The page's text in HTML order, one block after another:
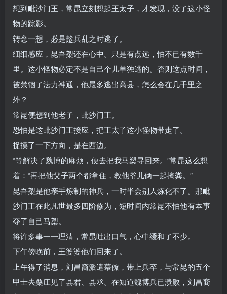
想到毗沙门王，常昆立刻想起王太子，才发现，没了这小怪
物的踪影。
转念一想，必是趁兵乱之时逃了。
细细感应，昆吾槊还在心中。只是有点远，怕不已有数千
里。这小怪物必定不是自己个儿单独逃的。否则这点时间，
被禁锢了法力神通，他最多逃出高县，怎么会在几千里之
外？
常昆便想到他老子，毗沙门王。
恐怕是这毗沙门王接应，把王太子这小怪物带走了。
捉摸了一下方向，是在西边。
“等解决了魏博的麻烦，便去把我马槊寻回来。”常昆这么想
着：“再把他父子两个都拿住，教他爷儿俩一起掏粪。”
昆吾槊是他亲手炼制的神兵，一时半会别人炼化不了。那毗
沙门王在此凡世最多四阶修为，短时间内常昆不怕他有本事
夺了自己马槊。
将许多事一一理清，常昆吐出口气，心中缓和了不少。
下午傍晚前，王婆婆他们回来了。
上午得了消息，刘昌裔派遣幕僚，带上兵卒，与常昆的五个
甲士去桑庄见了县君、县丞。在知道魏博兵已溃败，刘昌裔